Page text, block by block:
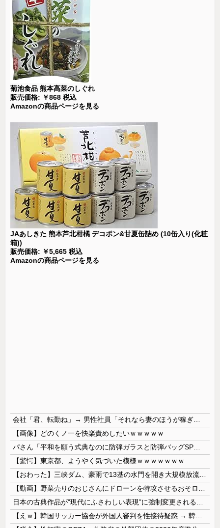
菊池食品 熊本高菜のしぐれ
販売価格: ￥868 税込
Amazonの商品ページを見る
JAあしきた 熊本芦北柑橘 デコポン&甘夏缶詰め (10缶入り(化粧
箱))
販売価格: ￥5,665 税込
Amazonの商品ページを見る
【画像】どのくノ一を快楽責めしたいｗｗｗｗｗ
【驚愕】東京都、ようやく気づいた模様ｗｗｗｗｗｗｗ